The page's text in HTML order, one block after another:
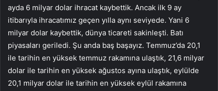
ayda 6 milyar dolar ihracat kaybettik. Ancak ilk 9 ay
itibarıyla ihracatımız geçen yılla aynı seviyede. Yani 6
milyar dolar kaybettik, dünya ticareti sakinleşti. Batı
piyasaları geriledi. Şu anda baş başayız. Temmuz’da 20,1
ile tarihin en yüksek temmuz rakamına ulaştık, 21,6 milyar
dolar ile tarihin en yüksek ağustos ayına ulaştık, eylülde
20,1 milyar dolar ile tarihin en yüksek eylül rakamına